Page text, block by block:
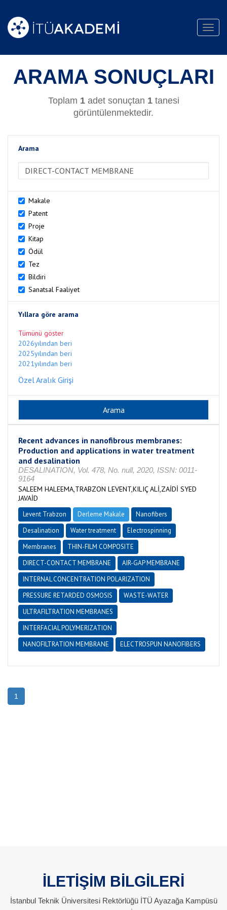
ARAMA SONUÇLARI
Toplam 1adet sonuçtan 1tanesi
görüntülenmektedir.
Arama
>Arama
Makale
Patent
Proje
Kitap
Ödül
Tez
Bildiri
Sanatsal Faaliyet
Yıllara göre arama
Tümünü göster
2026yılından beri
2025yılından beri
2021yılından beri
Özel Aralık Girişi
Recent advances in nanofibrous membranes:
Production and applications in water treatment
and desalination
DESALINATION, Vol. 478, No. null, 2020, ISSN: 0011-
9164
SALEEM HALEEMA,TRABZON LEVENT,KILIÇ ALİ,ZAİDİ SYED
JAVAİD
Levent Trabzon Derleme Makale
Nanofibers
Desalination
Water treatment
Electrospinning
Membranes
THIN-FILM COMPOSITE
DIRECT-CONTACT MEMBRANE
AIR-GAP MEMBRANE
INTERNAL CONCENTRATION POLARIZATION
PRESSURE RETARDED OSMOSIS
WASTE-WATER
ULTRAFILTRATION MEMBRANES
INTERFACIAL POLYMERIZATION
NANOFILTRATION MEMBRANE
ELECTROSPUN NANOFIBERS
1
İLETİŞİM BİLGİLERİ
İstanbul Teknik Üniversitesi Rektörlüğü İTÜ Ayazağa Kampüsü